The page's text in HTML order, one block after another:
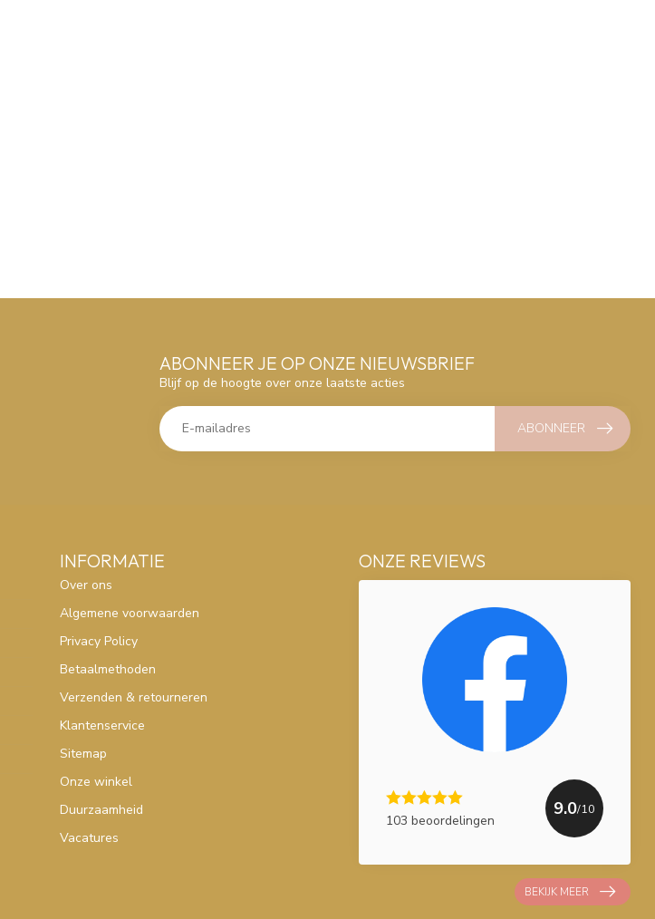
ABONNEER JE OP ONZE NIEUWSBRIEF
Blijf op de hoogte over onze laatste acties
ABONNEER
INFORMATIE
Over ons
Algemene voorwaarden
Privacy Policy
Betaalmethoden
Verzenden & retourneren
Klantenservice
Sitemap
Onze winkel
Duurzaamheid
Vacatures
ONZE REVIEWS
103 beoordelingen
9.0/10
BEKIJK MEER